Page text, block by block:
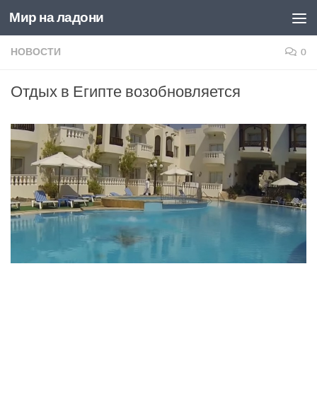
Перейти к содержимому
Мир на ладони
НОВОСТИ 0
Отдых в Египте возобновляется